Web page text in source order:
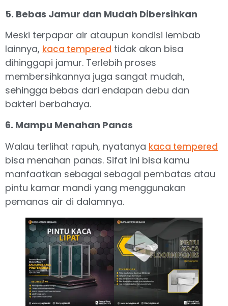
5. Bebas Jamur dan Mudah Dibersihkan
Meski terpapar air ataupun kondisi lembab
lainnya, kaca tempered tidak akan bisa
dihinggapi jamur. Terlebih proses
membersihkannya juga sangat mudah,
sehingga bebas dari endapan debu dan
bakteri berbahaya.
6. Mampu Menahan Panas
Walau terlihat rapuh, nyatanya kaca tempered
bisa menahan panas. Sifat ini bisa kamu
manfaatkan sebagai sebagai pembatas atau
pintu kamar mandi yang menggunakan
pemanas air di dalamnya.